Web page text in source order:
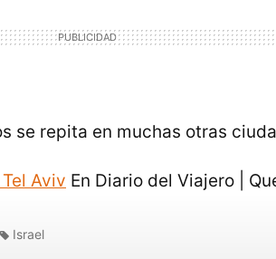
se repita en muchas otras
Aviv En Diario del Viajero |
Israel